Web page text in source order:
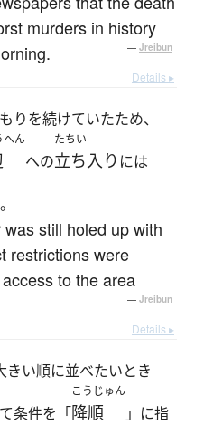
murders in history
— Jreibun
Details ▸
りを続けていたため、
へん
への
たちい
立ち入り には
。
still holed up with
restrictions were
to the area
— Jreibun
Details ▸
きい順に並べたいとき
条件を「
こうじゅん
降順 」に指